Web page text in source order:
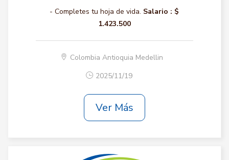
- Completes tu hoja de vida. Salario : $
1.423.500
Colombia Antioquia Medellin
2025/11/19
Ver Más